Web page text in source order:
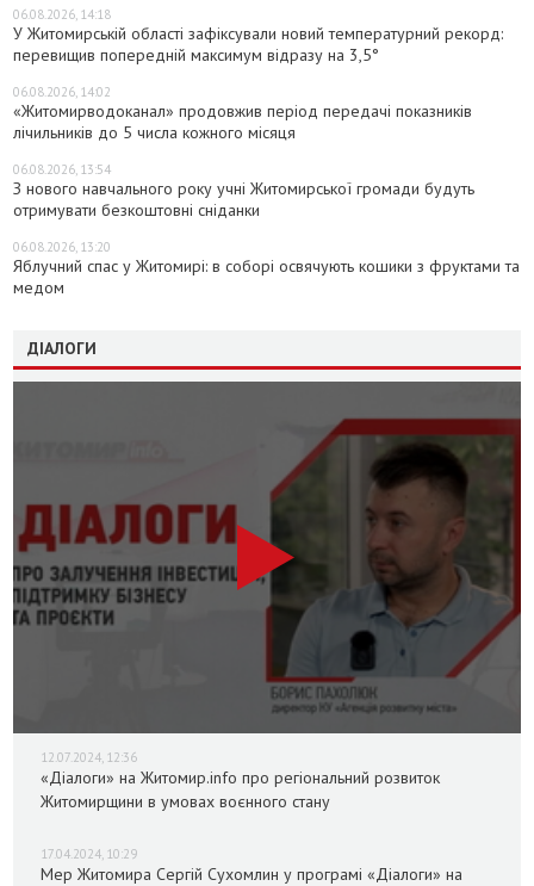
06.08.2026, 14:18
У Житомирській області зафіксували новий температурний рекорд:
перевищив попередній максимум відразу на 3,5°
06.08.2026, 14:02
«Житомирводоканал» продовжив період передачі показників
лічильників до 5 числа кожного місяця
06.08.2026, 13:54
З нового навчального року учні Житомирської громади будуть
отримувати безкоштовні сніданки
06.08.2026, 13:20
Яблучний спас у Житомирі: в соборі освячують кошики з фруктами та
медом
ДІАЛОГИ
12.07.2024, 12:36
«Діалоги» на Житомир.info про регіональний розвиток
Житомирщини в умовах воєнного стану
17.04.2024, 10:29
Мер Житомира Сергій Сухомлин у програмі «Діалоги» на